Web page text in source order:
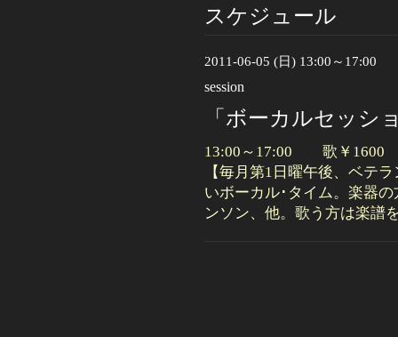
スケジュール
2011-06-05 (日) 13:00～17:00
session
「ボーカルセッシ
13:00～17:00 歌￥1600
【毎月第1日曜午後、ベテ
いボーカル･タイム。楽器
ンソン、他。歌う方は楽